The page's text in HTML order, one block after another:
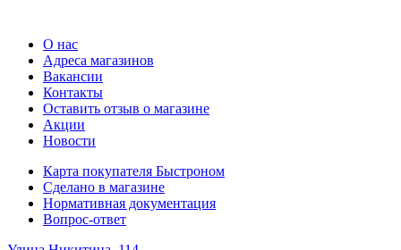
О нас
Адреса магазинов
Вакансии
Контакты
Оставить отзыв о магазине
Акции
Новости
Карта покупателя Быстроном
Сделано в магазине
Нормативная документация
Вопрос-ответ